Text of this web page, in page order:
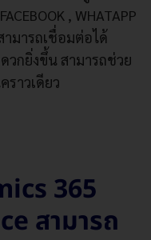
, WHATAPP
มารถเชื่อมต่อได้
วกยิ่งขึ้น สามารถช่วย
ราวเดียว
365
สามารถ